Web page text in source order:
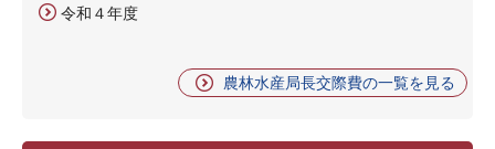
令和４年度
農林水産局長交際費の一覧を見る